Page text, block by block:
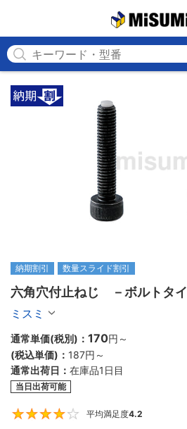
納期割引 数量スライド割引
六角穴付止ねじ　－ボルトタ
ミスミ
通常単価(税別)： 170円 ～
(税込単価)： 187円 ～
通常出荷日： 在庫品1日目
当日出荷可能
平均満足度4.2